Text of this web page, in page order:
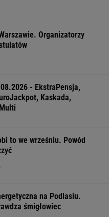
Organizatorzy
- EkstraPensja,
Kaskada,
to we wrześniu. Powód
na Podlasiu.
śmigłowiec